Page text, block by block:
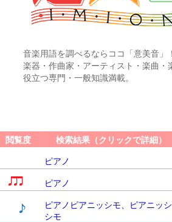
音楽用語を調べるならココ「意美音」！
楽器・作曲家・アーティスト・楽曲・
役立つ専門・一般知識満載。
閲覧度 検索結果（クリックで詳細）
ピアノ
ピアノ
ピアノピアニッシモ、ピアニッシ
シモ